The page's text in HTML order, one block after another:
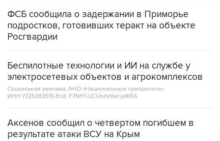
ФСБ сообщила о задержании в Приморье
подростков, готовивших теракт на объекте
Росгвардии
Беспилотные технологии и ИИ на службе у
электросетевых объектов и агрокомплексов
Социальная реклама, АНО «Национальные приоритеты».
ИНН 7725383515 Erid: F7NfYUJCUneVdwcydK6A
Аксенов сообщил о четвертом погибшем в
результате атаки ВСУ на Крым